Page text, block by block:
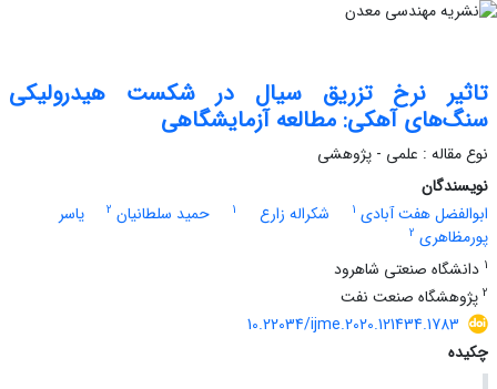
تاثیر نرخ تزریق سیال در شکست هیدرولیکی
سنگ‌های آهکی: مطالعه آزمایشگاهی
نوع مقاله : علمی - پژوهشی
نویسندگان
ابوالفضل هفت آبادی 1 شکراله زارع 1 حمید سلطانیان 2
یاسر
پورمظاهری 2
1 دانشگاه صنعتی شاهرود
2 پژوهشگاه صنعت نفت
10.22034/ijme.2020.121434.1783
چکیده